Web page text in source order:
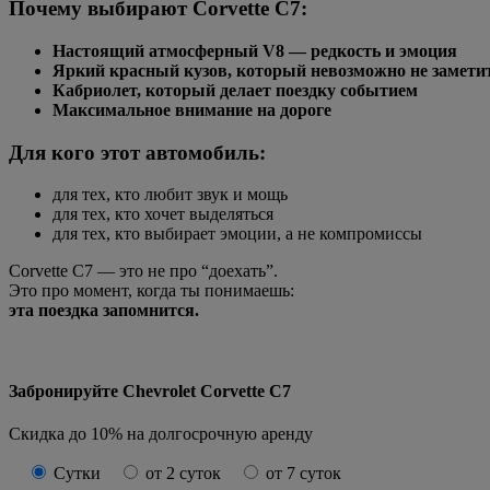
Почему выбирают Corvette C7:
Настоящий атмосферный V8 — редкость и эмоция
Яркий красный кузов, который невозможно не
Кабриолет, который делает поездку событием
Максимальное внимание на дороге
Для кого этот автомобиль:
для тех, кто любит звук и мощь
для тех, кто хочет выделяться
для тех, кто выбирает эмоции, а не компромиссы
Corvette C7 — это не про “доехать”.
Это про момент, когда ты понимаешь:
эта поездка запомнится.
Забронируйте Chevrolet Corvette C7
Скидка до 10% на долгосрочную аренду
Сутки от 2 суток от 7 суток